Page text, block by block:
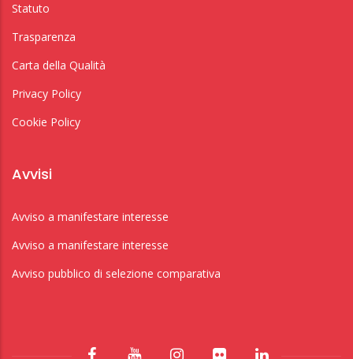
Statuto
Trasparenza
Carta della Qualità
Privacy Policy
Cookie Policy
Avvisi
Avviso a manifestare interesse
Avviso a manifestare interesse
Avviso pubblico di selezione comparativa